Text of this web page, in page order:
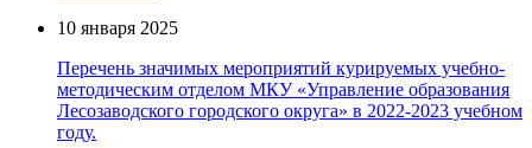
10 января 2025
Перечень значимых мероприятий курируемых учебно-
методическим отделом МКУ «Управление образования
Лесозаводского городского округа» в 2022-2023 учебном
году.